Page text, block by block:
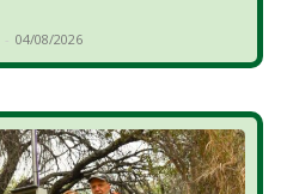
- 04/08/2026